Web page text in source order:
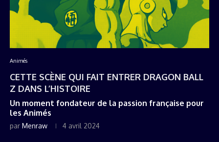
Animés
CETTE SCÈNE QUI FAIT ENTRER DRAGON BALL
Z DANS L’HISTOIRE
Un moment fondateur de la passion française pour
les Animés
par Menraw 4 avril 2024